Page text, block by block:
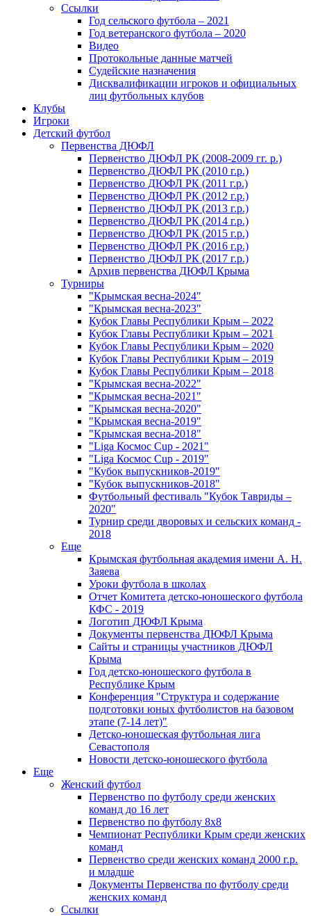
Ссылки
Год сельского футбола – 2021
Год ветеранского футбола – 2020
Видео
Протокольные данные матчей
Судейские назначения
Дисквалификации игроков и официальных
лиц футбольных клубов
Клубы
Игроки
Детский футбол
Первенства ДЮФЛ
Первенство ДЮФЛ РК (2008-2009 гг. р.)
Первенство ДЮФЛ РК (2010 г.р.)
Первенство ДЮФЛ РК (2011 г.р.)
Первенство ДЮФЛ РК (2012 г.р.)
Первенство ДЮФЛ РК (2013 г.р.)
Первенство ДЮФЛ РК (2014 г.р.)
Первенство ДЮФЛ РК (2015 г.р.)
Первенство ДЮФЛ РК (2016 г.р.)
Первенство ДЮФЛ РК (2017 г.р.)
Архив первенства ДЮФЛ Крыма
Турниры
"Крымская весна-2024"
"Крымская весна-2023"
Кубок Главы Республики Крым – 2022
Кубок Главы Республики Крым – 2021
Кубок Главы Республики Крым – 2020
Кубок Главы Республики Крым – 2019
Кубок Главы Республики Крым – 2018
"Крымская весна-2022"
"Крымская весна-2021"
"Крымская весна-2020"
"Крымская весна-2019"
"Крымская весна-2018"
"Liga Космос Cup - 2021"
"Liga Космос Cup - 2019"
"Кубок выпускников-2019"
"Кубок выпускников-2018"
Футбольный фестиваль "Кубок Тавриды –
2020"
Турнир среди дворовых и сельских команд -
2018
Еще
Крымская футбольная академия имени А. Н.
Заяева
Уроки футбола в школах
Отчет Комитета детско-юношеского футбола
КФС - 2019
Логотип ДЮФЛ Крыма
Документы первенства ДЮФЛ Крыма
Сайты и страницы участников ДЮФЛ
Крыма
Год детско-юношеского футбола в
Республике Крым
Конференция "Структура и содержание
подготовки юных футболистов на базовом
этапе (7-14 лет)"
Детско-юношеская футбольная лига
Севастополя
Новости детско-юношеского футбола
Еще
Женский футбол
Первенство по футболу среди женских
команд до 16 лет
Первенство по футболу 8х8
Чемпионат Республики Крым среди женских
команд
Первенство среди женских команд 2000 г.р.
и младше
Документы Первенства по футболу среди
женских команд
Ссылки